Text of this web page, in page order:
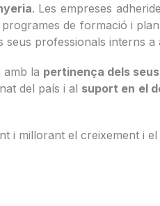
. Les empreses
de formació i
seus professionals interns
amb la pertinença dels
del país i al suport en el
i millorant el creixement i